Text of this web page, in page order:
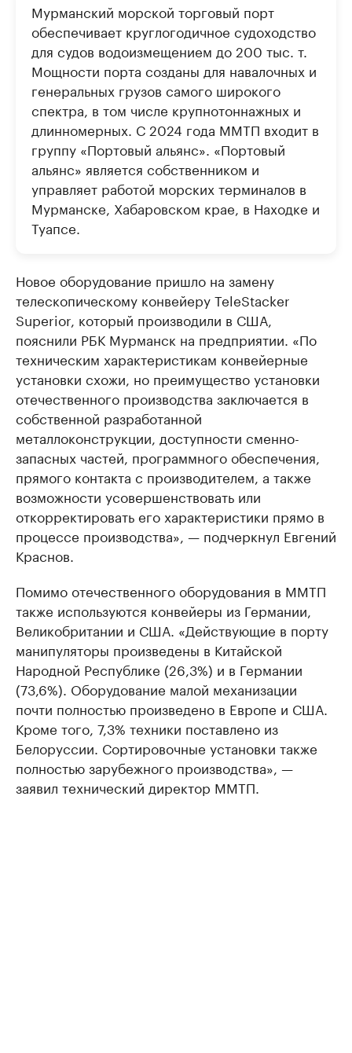
Мурманский морской торговый порт
обеспечивает круглогодичное судоходство
для судов водоизмещением до 200 тыс. т.
Мощности порта созданы для навалочных и
генеральных грузов самого широкого
спектра, в том числе крупнотоннажных и
длинномерных. С 2024 года ММТП входит в
группу «Портовый альянс». «Портовый
альянс» является собственником и
управляет работой морских терминалов в
Мурманске, Хабаровском крае, в Находке и
Туапсе.
Новое оборудование пришло на замену
телескопическому конвейеру TeleStacker
Superior, который производили в США,
пояснили РБК Мурманск на предприятии. «По
техническим характеристикам конвейерные
установки схожи, но преимущество установки
отечественного производства заключается в
собственной разработанной
металлоконструкции, доступности сменно-
запасных частей, программного обеспечения,
прямого контакта с производителем, а также
возможности усовершенствовать или
откорректировать его характеристики прямо в
процессе производства», — подчеркнул Евгений
Краснов.
Помимо отечественного оборудования в ММТП
также используются конвейеры из Германии,
Великобритании и США. «Действующие в порту
манипуляторы произведены в Китайской
Народной Республике (26,3%) и в Германии
(73,6%). Оборудование малой механизации
почти полностью произведено в Европе и США.
Кроме того, 7,3% техники поставлено из
Белоруссии. Сортировочные установки также
полностью зарубежного производства», —
заявил технический директор ММТП.